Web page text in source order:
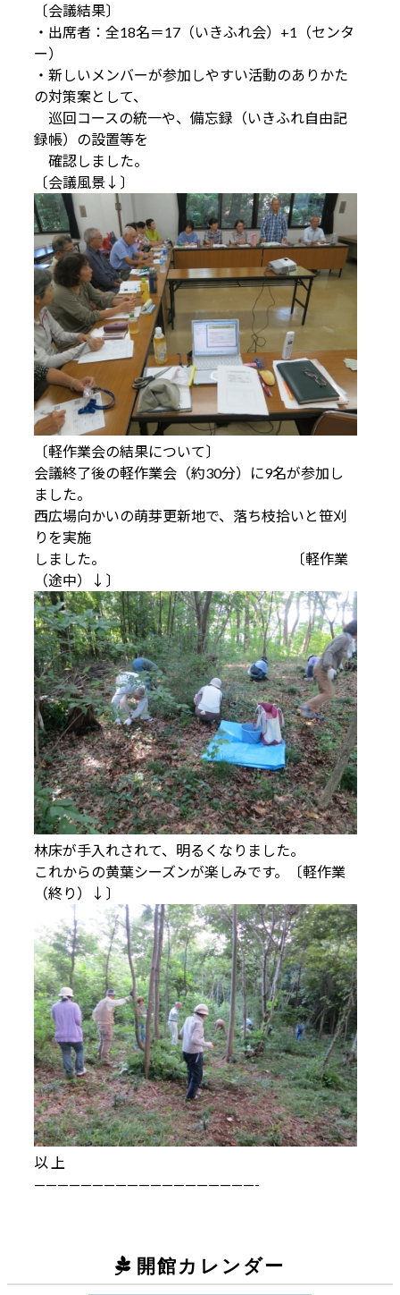
〔会議結果〕
・出席者：全18名＝17（いきふれ会）+1（センタ
ー）
・新しいメンバーが参加しやすい活動のありかた
の対策案として、
巡回コースの統一や、備忘録（いきふれ自由記
録帳）の設置等を
確認しました。
〔会議風景↓〕
〔軽作業会の結果について〕
会議終了後の軽作業会（約30分）に9名が参加し
ました。
西広場向かいの萌芽更新地で、落ち枝拾いと笹刈
りを実施
しました。 〔軽作業
（途中）↓〕
林床が手入れされて、明るくなりました。
これからの黄葉シーズンが楽しみです。〔軽作業
（終り）↓〕
以 上
———————————————————-
開館カレンダー